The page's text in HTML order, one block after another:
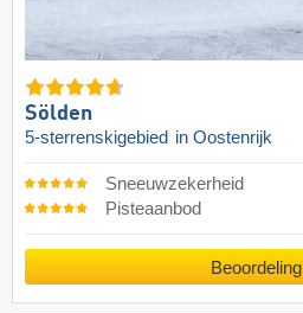
Sölden
5-sterrenskigebied in Oostenrijk
Sneeuwzekerheid
Pisteaanbod
Beoordeling